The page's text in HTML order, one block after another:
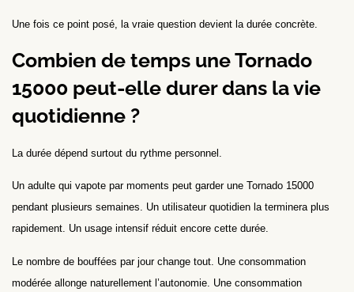
Une fois ce point posé, la vraie question devient la durée concrète.
Combien de temps une Tornado
15000 peut-elle durer dans la vie
quotidienne ?
La durée dépend surtout du rythme personnel.
Un adulte qui vapote par moments peut garder une Tornado 15000
pendant plusieurs semaines. Un utilisateur quotidien la terminera plus
rapidement. Un usage intensif réduit encore cette durée.
Le nombre de bouffées par jour change tout. Une consommation
modérée allonge naturellement l’autonomie. Une consommation